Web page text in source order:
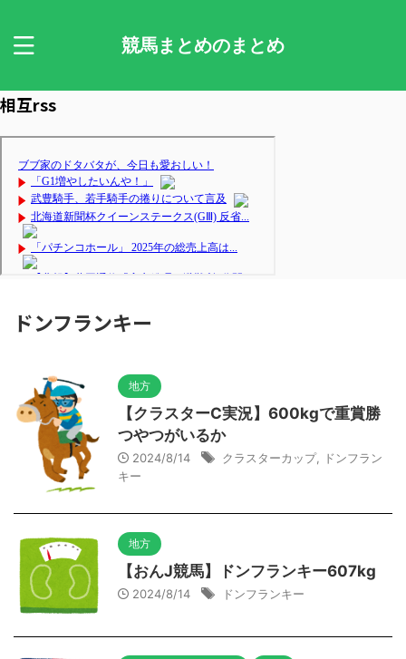
競馬まとめのまとめ
相互rss
ドンフランキー
地方
【クラスターC実況】600kgで重賞勝
つやつがいるか
2024/8/14 クラスターカップ,
ドンフラン
キー
地方
【おんJ競馬】ドンフランキー607kg
2024/8/14 ドンフランキー